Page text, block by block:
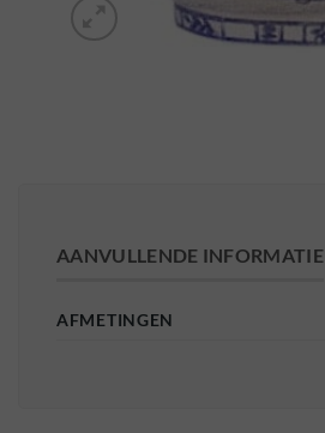
AANVULLENDE INFORMATIE
AFMETINGEN